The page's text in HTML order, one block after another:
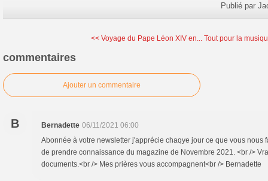
Publié par
<< Voyage du Pape Léon XIV en... Tout pour la
commentaires
Ajouter un commentaire
B Bernadette 06/11/2021 06:00
Abonnée à votre newsletter j'apprécie chaqye jour ce que vous nous
de prendre connaissance du magazine de Novembre 2021. <br />
documents.<br /> Mes prières vous accompagnent<br /> Bernadette